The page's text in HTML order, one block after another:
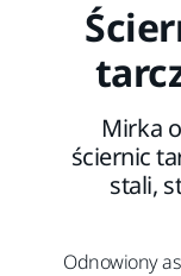
Mirka
ściernic
stali,
Odnowiony